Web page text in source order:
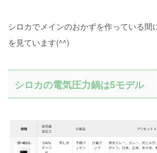
シロカでメインのおかずを作っている間
を見ています(^^)
シロカの電気圧力鍋は5モデル